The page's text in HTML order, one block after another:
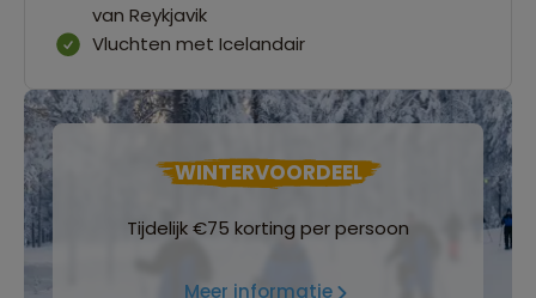
van Reykjavik
Vluchten met Icelandair
WINTERVOORDEEL
Tijdelijk €75 korting per persoon
Meer informatie